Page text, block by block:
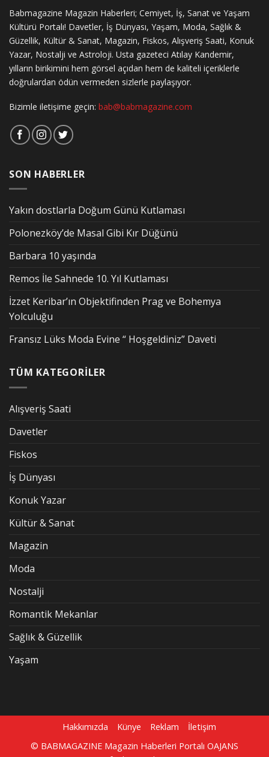
Babmagazine Magazin Haberleri; Cemiyet, İş, Sanat ve Yaşam
Kültürü Portalı! Davetler, İş Dünyası, Yaşam, Moda, Sağlık &
Güzellik, Kültür & Sanat, Magazin, Fiskos, Alışveriş Saati, Konuk
Yazar, Nostalji ve Astroloji. Usta gazeteci Atılay Kandemir,
yılların birikimini hem görsel açıdan hem de kaliteli içeriklerle
doğrulardan ödün vermeden sizlerle paylaşıyor.
Bizimle iletişime geçin: bab@babmagazine.com
SON HABERLER
Yakın dostlarla Doğum Günü Kutlaması
Polonezköy’de Masal Gibi Kır Düğünü
Barbara 10 yaşında
Remos İle Sahnede 10. Yıl Kutlaması
İzzet Keribar’ın Objektifinden Prag ve Bohemya
Yolculuğu
Fransız Lüks Moda Evine “ Hoşgeldiniz” Daveti
TÜM KATEGORİLER
Alışveriş Saati
Davetler
Fiskos
İş Dünyası
Konuk Yazar
Kültür & Sanat
Magazin
Moda
Nostalji
Romantik Mekanlar
Sağlık & Güzellik
Yaşam
Hakkımızda Künye Reklam
İletişim
© BABMAGAZINE Magazin Haberleri Portalı OAJANS